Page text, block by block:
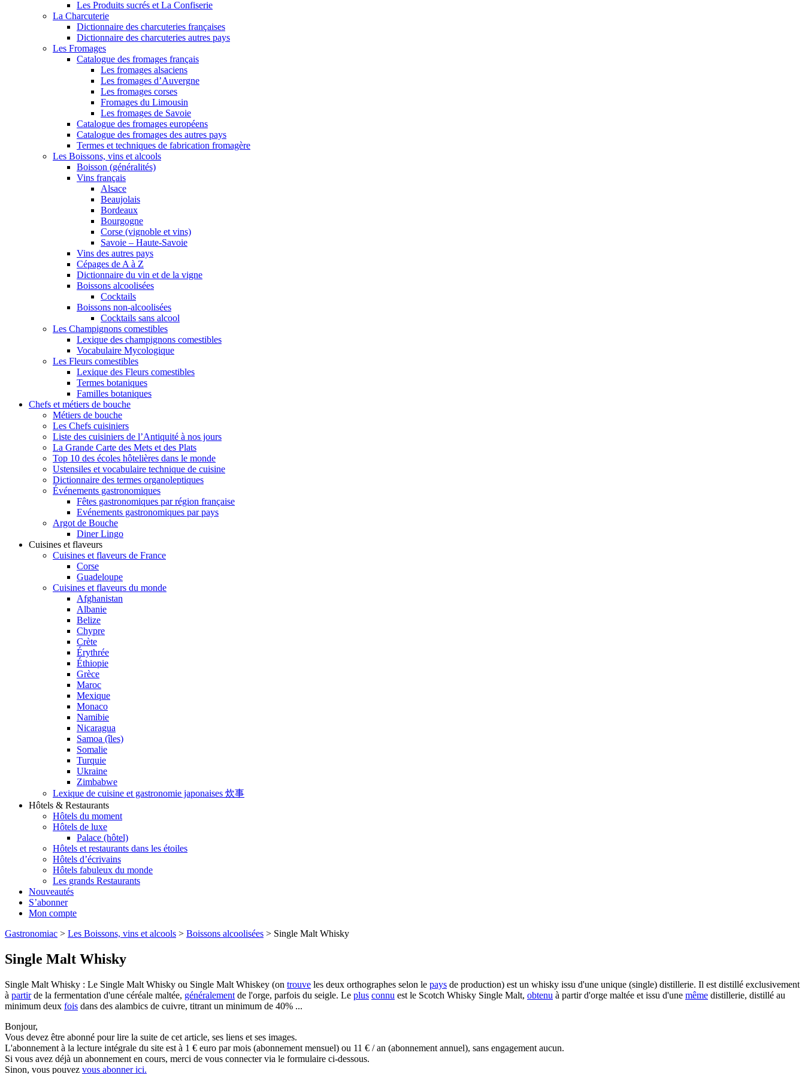
Les Produits sucrés et La Confiserie
La Charcuterie
Dictionnaire des charcuteries françaises
Dictionnaire des charcuteries autres pays
Les Fromages
Catalogue des fromages français
Les fromages alsaciens
Les fromages d’Auvergne
Les fromages corses
Fromages du Limousin
Les fromages de Savoie
Catalogue des fromages européens
Catalogue des fromages des autres pays
Termes et techniques de fabrication fromagère
Les Boissons, vins et alcools
Boisson (généralités)
Vins français
Alsace
Beaujolais
Bordeaux
Bourgogne
Corse (vignoble et vins)
Savoie – Haute-Savoie
Vins des autres pays
Cépages de A à Z
Dictionnaire du vin et de la vigne
Boissons alcoolisées
Cocktails
Boissons non-alcoolisées
Cocktails sans alcool
Les Champignons comestibles
Lexique des champignons comestibles
Vocabulaire Mycologique
Les Fleurs comestibles
Lexique des Fleurs comestibles
Termes botaniques
Familles botaniques
Chefs et métiers de bouche
Métiers de bouche
Les Chefs cuisiniers
Liste des cuisiniers de l’Antiquité à nos jours
La Grande Carte des Mets et des Plats
Top 10 des écoles hôtelières dans le monde
Ustensiles et vocabulaire technique de cuisine
Dictionnaire des termes organoleptiques
Événements gastronomiques
Fêtes gastronomiques par région française
Evénements gastronomiques par pays
Argot de Bouche
Diner Lingo
Cuisines et flaveurs
Cuisines et flaveurs de France
Corse
Guadeloupe
Cuisines et flaveurs du monde
Afghanistan
Albanie
Belize
Chypre
Crète
Érythrée
Éthiopie
Grèce
Maroc
Mexique
Monaco
Namibie
Nicaragua
Samoa (îles)
Somalie
Turquie
Ukraine
Zimbabwe
Lexique de cuisine et gastronomie japonaises 炊事
Hôtels & Restaurants
Hôtels du moment
Hôtels de luxe
Palace (hôtel)
Hôtels et restaurants dans les étoiles
Hôtels d’écrivains
Hôtels fabuleux du monde
Les grands Restaurants
Nouveautés
S’abonner
Mon compte
Gastronomiac > Les Boissons, vins et alcools > Boissons alcoolisées > Single Malt Whisky
Single Malt Whisky
Single Malt Whisky : Le Single Malt Whisky ou Single Malt Whiskey (on trouve les deux orthographes selon le pays de production) est un whisky issu d'une unique (single) distillerie. Il est distillé exclusivement
à partirde la fermentation d'une céréale maltée, généralement de l'orge, parfois du seigle. Le plus connu est le Scotch Whisky Single Malt, obtenu à partir d'orge maltée et issu d'une même distillerie, distillé au
minimum deux fois dans des alambics de cuivre, titrant un minimum de 40% ...
Bonjour,
Vous devez être abonné pour lire la suite de cet article, ses liens et ses images.
L'abonnement à la lecture intégrale du site est à 1 € euro par mois (abonnement mensuel) ou 11 € / an (abonnement annuel), sans engagement aucun.
Si vous avez déjà un abonnement en cours, merci de vous connecter via le formulaire ci-dessous.
Sinon, vous pouvez vous abonner ici.